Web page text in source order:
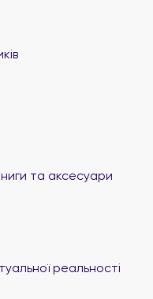
та аксесуари
реальності